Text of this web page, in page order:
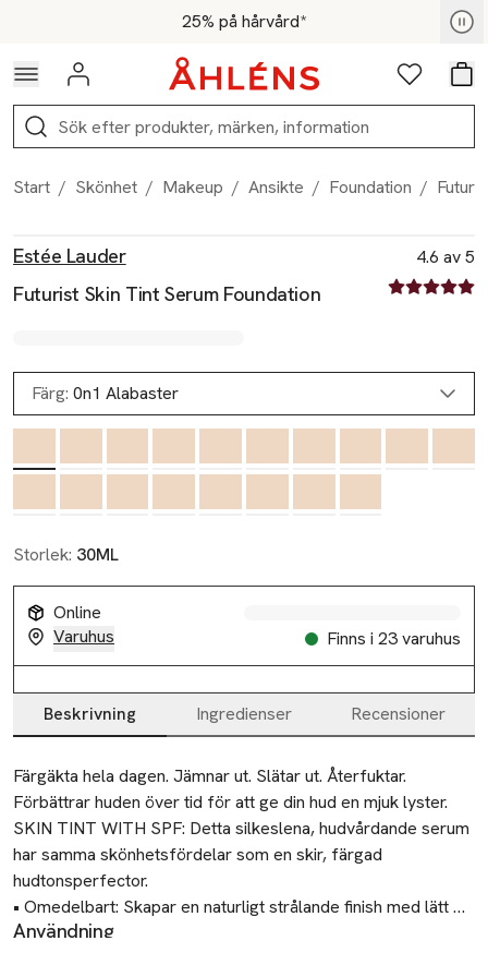
Hoppa till navigationsmenyn25% på hårvård*
För medlemmar - Shoppa nu
Logga in Favoriter
Sök
Start / Skönhet / Makeup / Ansikte / Foundation /
Estée Lauder
Futurist Skin Tint Serum Foundation
4.6 av 5
4.6 av fem
Färg: 0n1 Alabaster
Storlek: 30ML
Online
Varuhus
Finns i 23 varuhus
Beskrivning Ingredienser Recensioner
Beskrivning
Färgäkta hela dagen. Jämnar ut. Slätar ut. Återfuktar.
Förbättrar huden över tid för att ge din hud en mjuk lyster.
SKIN TINT WITH SPF: Detta silkeslena, hudvårdande serum
har samma skönhetsfördelar som en skir, färgad
hudtonsperfector.
• Omedelbart: Skapar en naturligt strålande finish med lätt
täckning. Står emot svett och fukt.
Användning